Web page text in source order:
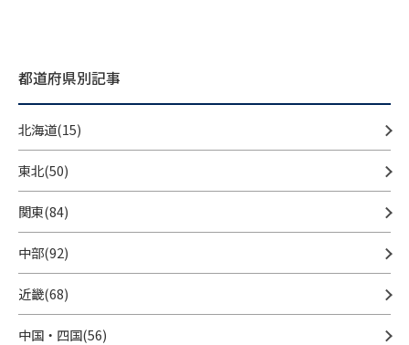
都道府県別記事
北海道(15)
東北(50)
関東(84)
中部(92)
近畿(68)
中国・四国(56)